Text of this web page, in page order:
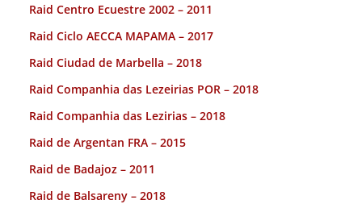
Raid Centro Ecuestre 2002 – 2011
Raid Ciclo AECCA MAPAMA – 2017
Raid Ciudad de Marbella – 2018
Raid Companhia das Lezeirias POR – 2018
Raid Companhia das Lezirias – 2018
Raid de Argentan FRA – 2015
Raid de Badajoz – 2011
Raid de Balsareny – 2018